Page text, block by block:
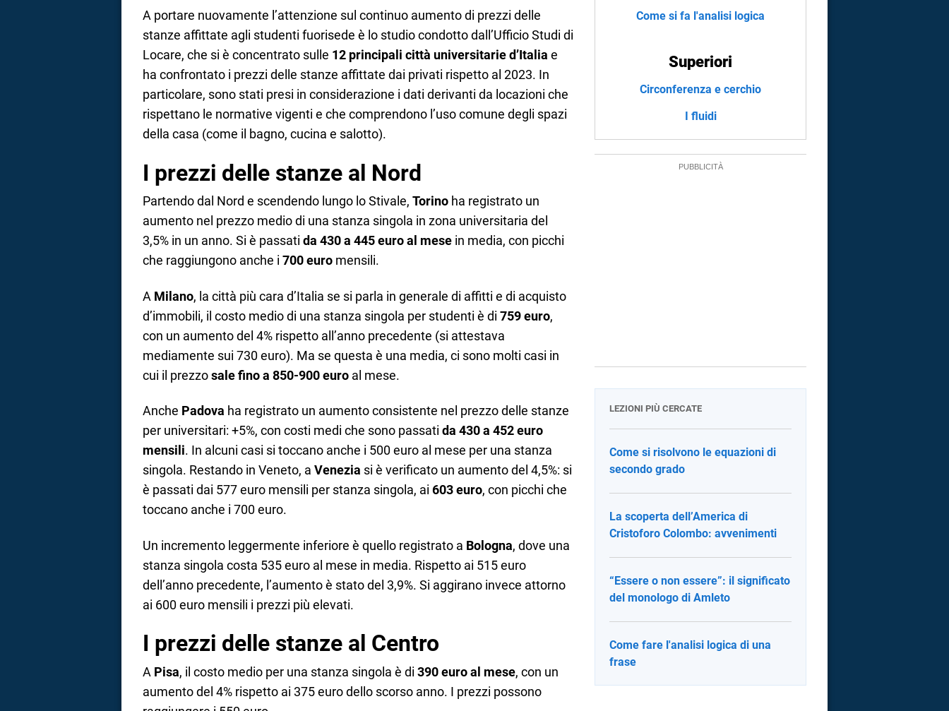
A portare nuovamente l’attenzione sul continuo aumento di prezzi delle
stanze affittate agli studenti fuorisede è lo studio condotto dall’Ufficio Studi di
Locare, che si è concentrato sulle 12 principali città universitarie d’Italia e
ha confrontato i prezzi delle stanze affittate dai privati rispetto al 2023. In
particolare, sono stati presi in considerazione i dati derivanti da locazioni che
rispettano le normative vigenti e che comprendono l’uso comune degli spazi
della casa (come il bagno, cucina e salotto).
I prezzi delle stanze al Nord
Partendo dal Nord e scendendo lungo lo Stivale, Torino ha registrato un
aumento nel prezzo medio di una stanza singola in zona universitaria del
3,5% in un anno. Si è passati da 430 a 445 euro al mese in media, con picchi
che raggiungono anche i 700 euro mensili.
A Milano, la città più cara d’Italia se si parla in generale di affitti e di acquisto
d’immobili, il costo medio di una stanza singola per studenti è di 759 euro,
con un aumento del 4% rispetto all’anno precedente (si attestava
mediamente sui 730 euro). Ma se questa è una media, ci sono molti casi in
cui il prezzosale fino a 850-900 euro al mese.
Anche Padova ha registrato un aumento consistente nel prezzo delle stanze
per universitari: +5%, con costi medi che sono passati da 430 a 452 euro
mensili. In alcuni casi si toccano anche i 500 euro al mese per una stanza
singola. Restando in Veneto, a Venezia si è verificato un aumento del 4,5%: si
è passati dai 577 euro mensili per stanza singola, ai 603 euro, con picchi che
toccano anche i 700 euro.
Un incremento leggermente inferiore è quello registrato a Bologna, dove una
stanza singola costa 535 euro al mese in media. Rispetto ai 515 euro
dell’anno precedente, l’aumento è stato del 3,9%. Si aggirano invece attorno
ai 600 euro mensili i prezzi più elevati.
I prezzi delle stanze al Centro
A Pisa, il costo medio per una stanza singola è di 390 euro al mese, con un
aumento del 4% rispetto ai 375 euro dello scorso anno. I prezzi possono
Come si fa l'analisi logica
Superiori
Circonferenza e cerchio
I fluidi
LEZIONI PIÙ CERCATE
Come si risolvono le equazioni di
secondo grado
La scoperta dell’America di
Cristoforo Colombo: avvenimenti
“Essere o non essere”: il significato
del monologo di Amleto
Come fare l'analisi logica di una
frase